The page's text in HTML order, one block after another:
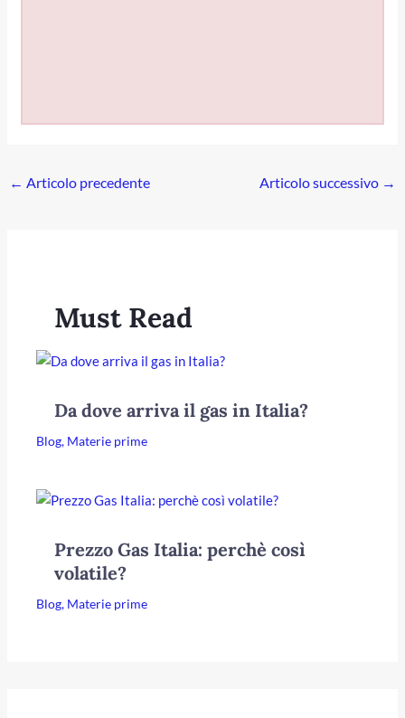
← Articolo precedente Articolo successivo →
Must Read
Da dove arriva il gas in Italia?
Blog, Materie prime
Prezzo Gas Italia: perchè così
volatile?
Blog, Materie prime